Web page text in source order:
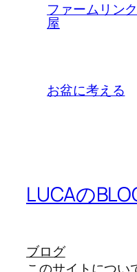
ファームリン
屋
お盆に考える
LUCAの
ブログ
このサイトについ